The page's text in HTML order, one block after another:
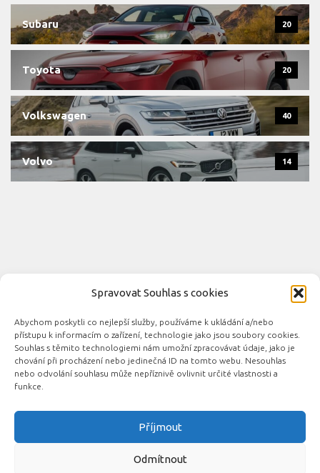
Spravovat Souhlas s cookies
Abychom poskytli co nejlepší služby, používáme k ukládání a/nebo
přístupu k informacím o zařízení, technologie jako jsou soubory cookies.
Souhlas s těmito technologiemi nám umožní zpracovávat údaje, jako je
chování při procházení nebo jedinečná ID na tomto webu. Nesouhlas
nebo odvolání souhlasu může nepříznivě ovlivnit určité vlastnosti a
funkce.
Příjmout
Odmítnout
Subaru 20
Toyota 20
Volkswagen 40
Volvo 14
Novinky automobilového průmyslu © 2026. Všechna práva
vyhrazena.
Podporováno - Designed with the
Související automobilové magazíny:
Auta.eu DotekSlova.cz